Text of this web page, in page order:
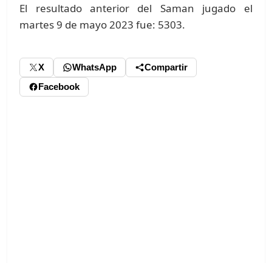
El resultado anterior del Saman jugado el
martes 9 de mayo 2023 fue: 5303.
X WhatsApp
Compartir
Facebook